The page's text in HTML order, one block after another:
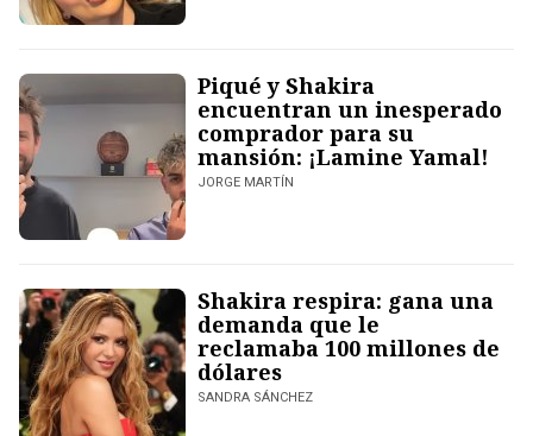
Piqué y Shakira
encuentran un inesperado
comprador para su
mansión: ¡Lamine Yamal!
JORGE MARTÍN
Shakira respira: gana una
demanda que le
reclamaba 100 millones de
dólares
SANDRA SÁNCHEZ